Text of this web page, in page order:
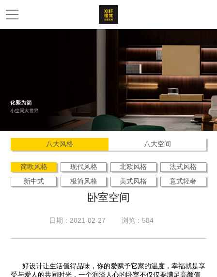
八大风格 八大空间
简欧风格 现代风格 北欧风格
法式风格
新中式
极简风格 美式风格 意式轻奢
卧室空间
日期：2021-02-27 浏览：584
好设计让生活值得品味，你的爱赋予它家的温度，幸福就是享
受与爱人的共同时光，一个润泽人心的卧室不仅仅要满足高颜值